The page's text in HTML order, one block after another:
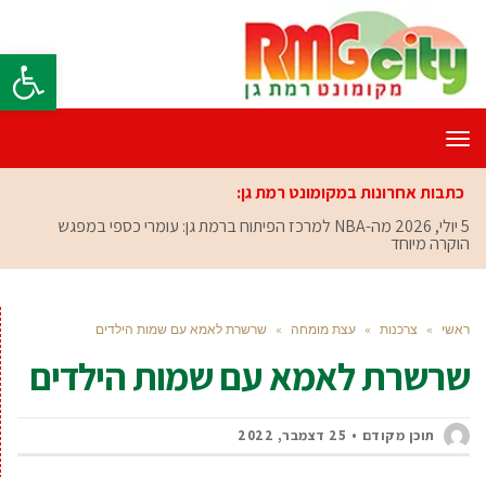
פתח
תפריט
כתבות אחרונות במקומונט רמת גן:
5 יולי, 2026
מה-NBA למרכז הפיתוח ברמת גן: עומרי כספי במפגש
הוקרה מיוחד
ראשי » צרכנות » עצת מומחה » שרשרת לאמא עם שמות הילדים
שרשרת לאמא עם שמות הילדים
תוכן מקודם 25 דצמבר, 2022